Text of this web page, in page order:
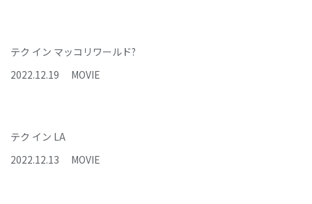
テク イン マッコリワールド?
2022.12.19 MOVIE
テク イン LA
2022.12.13 MOVIE